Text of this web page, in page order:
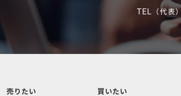
TEL （代表）
売りたい 買いたい